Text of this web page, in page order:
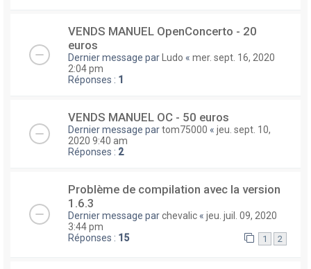
VENDS MANUEL OpenConcerto - 20
euros
Dernier message parLudo « mer. sept. 16, 2020
2:04 pm
Réponses : 1
VENDS MANUEL OC - 50 euros
Dernier message partom75000 « jeu. sept. 10,
2020 9:40 am
Réponses : 2
Problème de compilation avec la version
1.6.3
Dernier message parchevalic « jeu. juil. 09, 2020
3:44 pm
Réponses : 15 1 2